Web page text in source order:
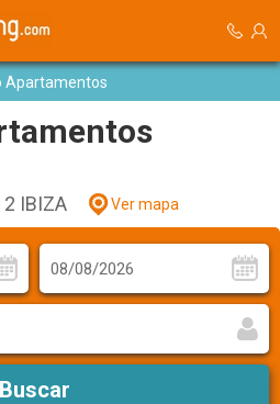
Apartamentos
2 IBIZA Ver mapa
Buscar